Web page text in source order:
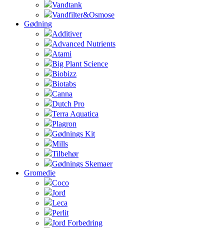
Vandtank
Vandfilter&Osmose
Gødning
Additiver
Advanced Nutrients
Atami
Big Plant Science
Biobizz
Biotabs
Canna
Dutch Pro
Terra Aquatica
Plagron
Gødnings Kit
Mills
Tilbehør
Gødnings Skemaer
Gromedie
Coco
Jord
Leca
Perlit
Jord Forbedring